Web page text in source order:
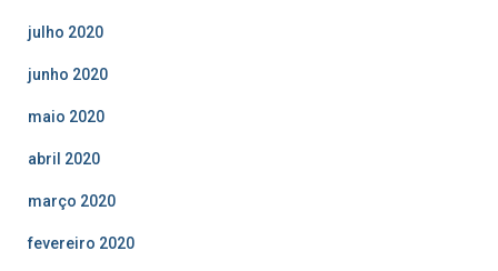
julho 2020
junho 2020
maio 2020
abril 2020
março 2020
fevereiro 2020